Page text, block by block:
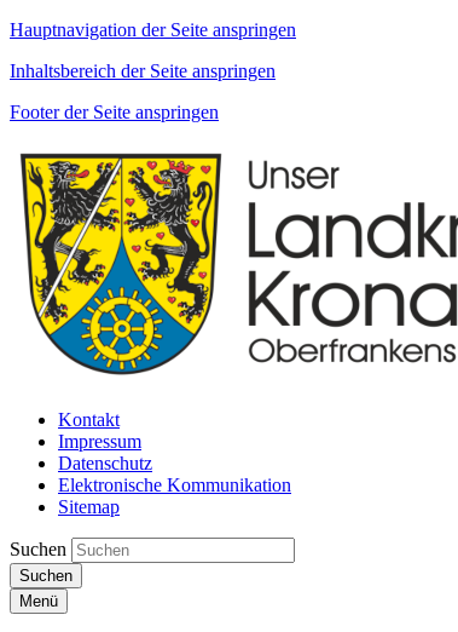
Hauptnavigation der Seite anspringen
Inhaltsbereich der Seite anspringen
Footer der Seite anspringen
Kontakt
Impressum
Datenschutz
Elektronische Kommunikation
Sitemap
Suchen
Suchen
Menü